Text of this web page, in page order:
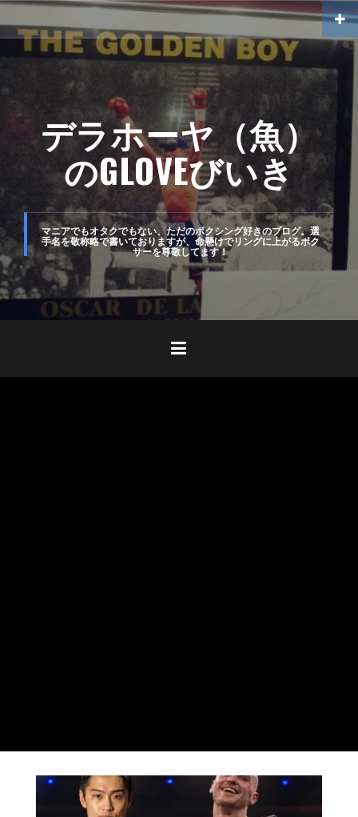
ン
ン
キ
プ
デラホーヤ（魚）
のGLOVEびいき
マニアでもオタクでもない、ただのボクシング好きのブログ。選
手名を敬称略で書いておりますが、命懸けでリングに上がるボク
サーを尊敬してます！